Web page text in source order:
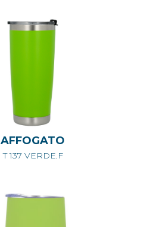
AFFOGATO
T 137 VERDE.F